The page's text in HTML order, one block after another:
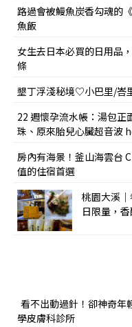
路過會被鰻魚炭香勾魂的
魚飯
女生去日本必買的日用品
條
墾丁浮淺秘境♡小巴里/峇
22 週懷孕流水帳：湯包正
珠、原來胎兒心臟超音波
房內有海景！釜山海雲台
值的住宿首選
桃園大溪
日限量，
看不出動過針！卻神奇年
學皮膚科診所